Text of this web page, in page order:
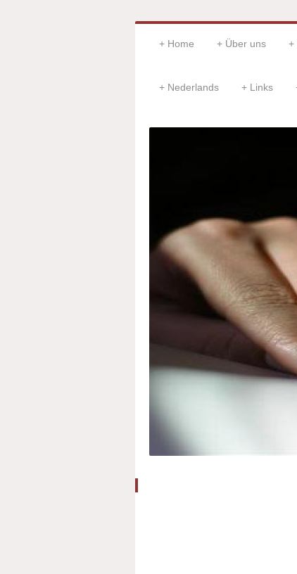
Home Über uns
Nederlands Links